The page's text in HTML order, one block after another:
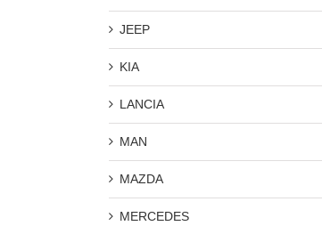
JEEP
KIA
LANCIA
MAN
MAZDA
MERCEDES